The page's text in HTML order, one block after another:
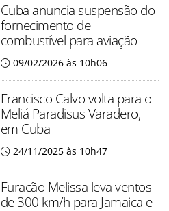
Cuba anuncia suspensão do
fornecimento de
combustível para aviação
09/02/2026 às 10h06
Francisco Calvo volta para o
Meliá Paradisus Varadero,
em Cuba
24/11/2025 às 10h47
Furacão Melissa leva ventos
de 300 km/h para Jamaica e